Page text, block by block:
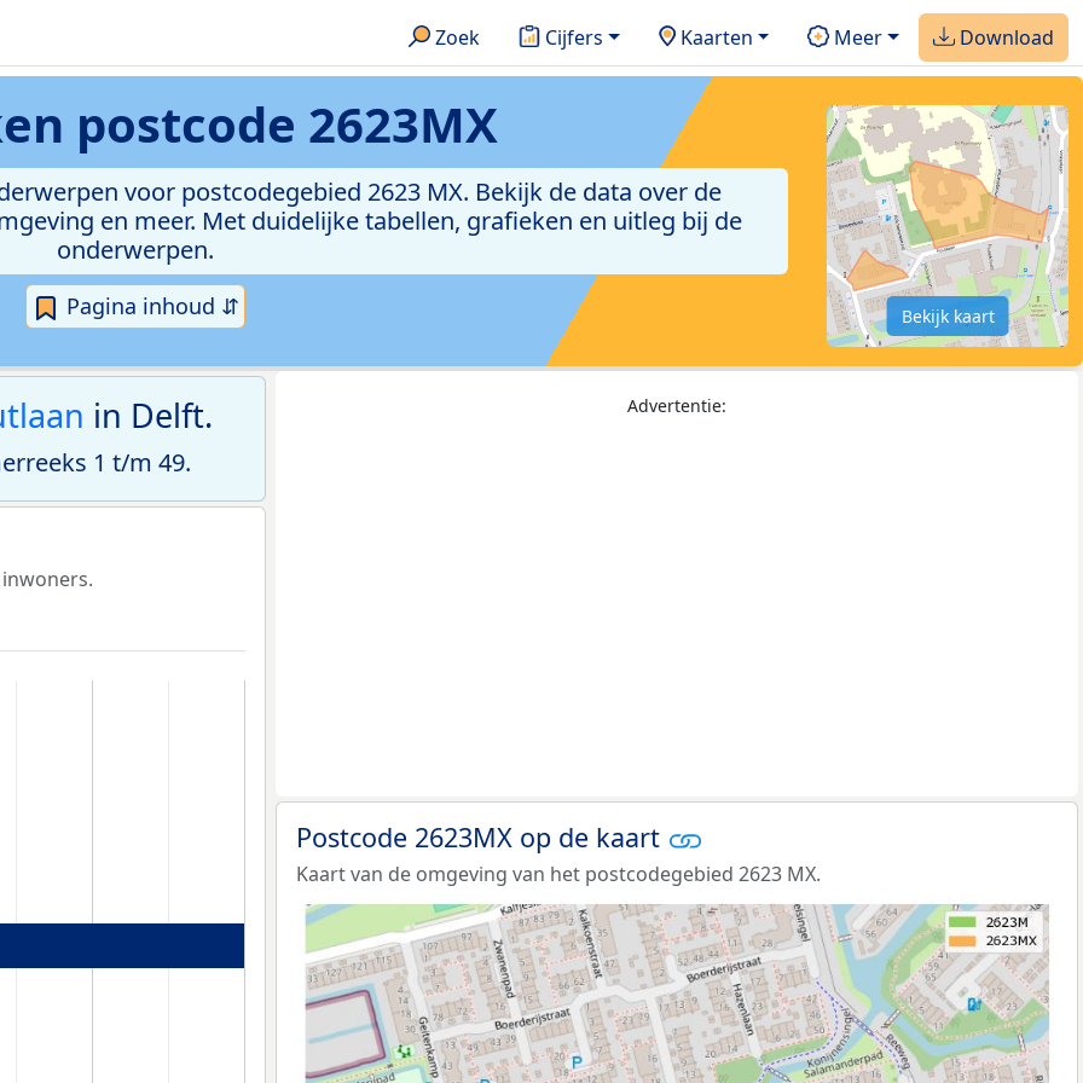
Zoek Cijfers Kaarten Meer Download
postcode 2623MX
voor postcodegebied 2623 MX. Bekijk de data over de
en meer. Met duidelijke tabellen, grafieken en uitleg bij de
onderwerpen.
Pagina inhoud ⇵ Bekijk kaart
in Delft.
1 t/m 49.
Advertentie:
Postcode 2623MX op de kaart
Kaart van de omgeving van het postcodegebied 2623 MX.